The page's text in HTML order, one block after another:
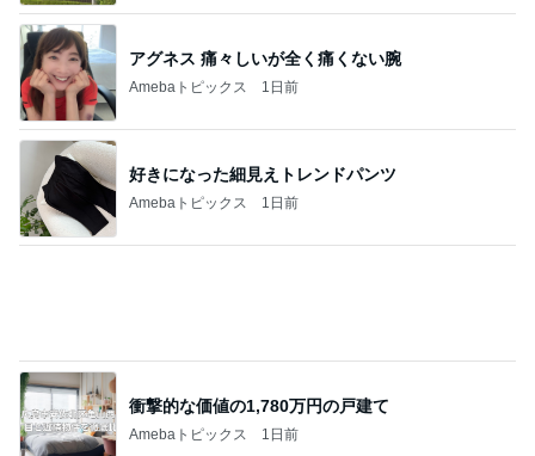
アグネス 痛々しいが全く痛くない腕
Amebaトピックス 1日前
好きになった細見えトレンドパンツ
Amebaトピックス 1日前
衝撃的な価値の1,780万円の戸建て
Amebaトピックス 1日前